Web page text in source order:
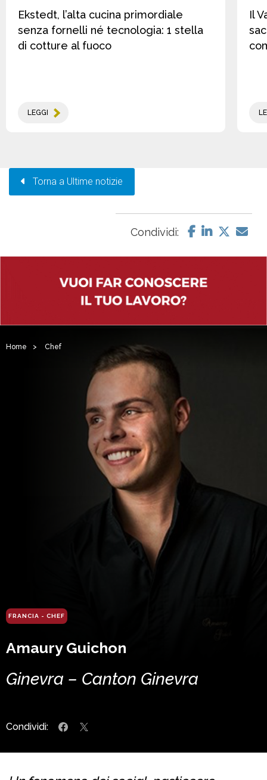
Ekstedt, l’alta cucina primordiale
senza fornelli né tecnologia: 1 stella
di cotture al fuoco
LEGGI
Il
Torna a Ultime notizie
Condividi:
Home > Chef
FRANCIA - CHEF
Amaury Guichon
Ginevra – Canton Ginevra
Condividi: